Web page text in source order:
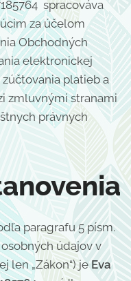
spracováva
za účelom
Obchodných
elektronickej
platieb a
zmluvnými stranami
právnych
paragrafu 5 písm.
údajov v
len „Zákon“) jeEva